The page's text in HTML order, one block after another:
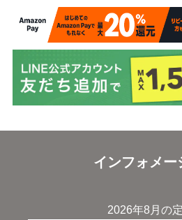
インフォメー
2026年8月の